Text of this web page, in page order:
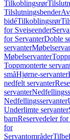
Tilkoblingsrør
Tilslutningsbender
bidéTilkoblingsrør
for Sveiseender
for ServanterDoble
servanter
Møbelservanter
Toppmonterte
småHjørne-servanter
nedfelt servanter
servanter
Nedfellingsservanter
Underlimte servanter
barnReservedeler
for
Servantområder